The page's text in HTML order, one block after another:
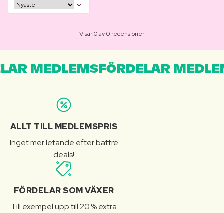
Visar 0 av 0 recensioner
MEDLEMSFÖRDELAR
ALLT TILL MEDLEMSPRIS
Inget mer letande efter bättre
deals!
FÖRDELAR SOM VÄXER
Till exempel upp till 20 % extra